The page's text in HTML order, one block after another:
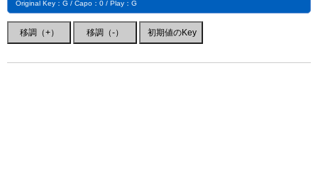
Original Key：G / Capo：0 / Play：G